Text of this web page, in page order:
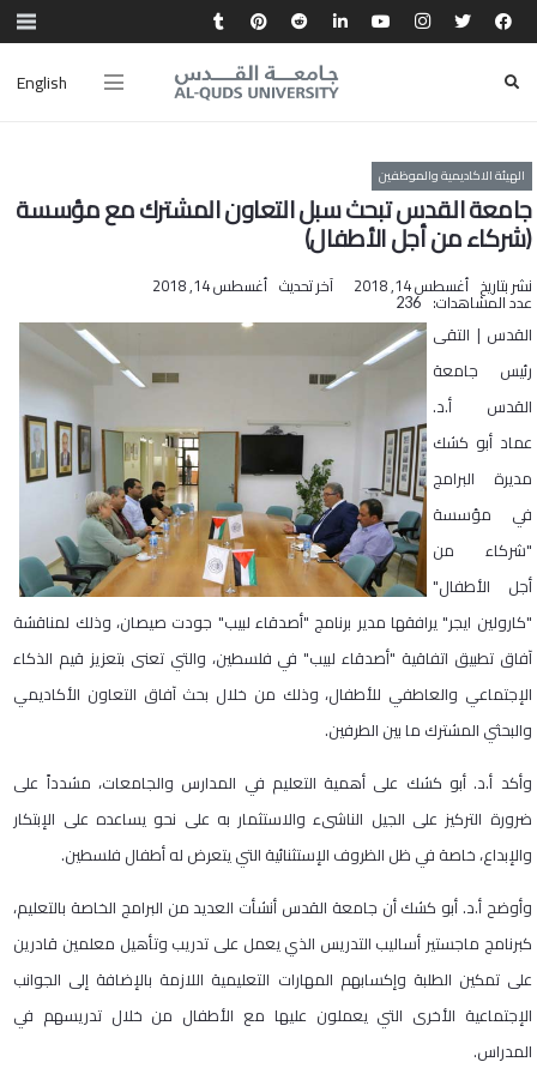
English
الهيئة الاكاديمية والموظفين
جامعة القدس تبحث سبل التعاون المشترك مع مؤسسة
(شركاء من أجل الأطفال)
نشر بتاريخ أغسطس 14, 2018 آخر تحديث أغسطس 14, 2018
عدد المشاهدات: 236
القدس | التقى
رئيس جامعة
القدس أ.د.
عماد أبو كشك
مديرة البرامج
في مؤسسة
"شركاء من
أجل الأطفال"
"كارولين ايجر" يرافقها مدير برنامج "أصدقاء لبيب" جودت صيصان، وذلك لمناقشة
آفاق تطبيق اتفاقية "أصدقاء لبيب" في فلسطين، والتي تعنى بتعزيز قيم الذكاء
الإجتماعي والعاطفي للأطفال، وذلك من خلال بحث آفاق التعاون الأكاديمي
والبحثي المشترك ما بين الطرفين.
وأكد أ.د. أبو كشك على أهمية التعليم في المدارس والجامعات، مشدداً على
ضرورة التركيز على الجيل الناشىء والاستثمار به على نحو يساعده على الإبتكار
والإبداع، خاصة في ظل الظروف الإستثنائية التي يتعرض له أطفال فلسطين.
وأوضح أ.د. أبو كشك أن جامعة القدس أنشأت العديد من البرامج الخاصة بالتعليم،
كبرنامج ماجستير أساليب التدريس الذي يعمل على تدريب وتأهيل معلمين قادرين
على تمكين الطلبة وإكسابهم المهارات التعليمية اللازمة بالإضافة إلى الجوانب
الإجتماعية الأخرى التي يعملون عليها مع الأطفال من خلال تدريسهم في
المدراس.